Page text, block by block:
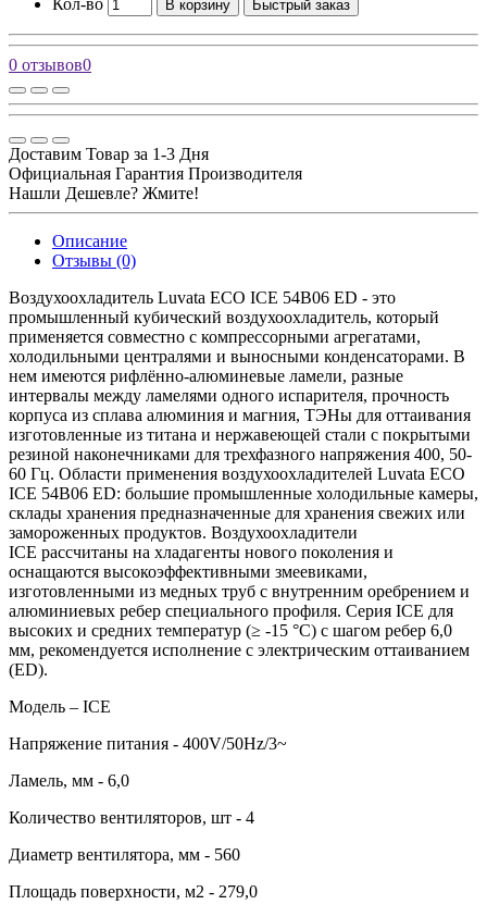
В корзину Быстрый заказ
0 отзывов0
Доставим Товар за 1-3 Дня
Официальная Гарантия Производителя
Нашли Дешевле? Жмите!
Описание
Отзывы (0)
Воздухоохладитель Luvata ECO ICE 54B06 ED - это
промышленный кубический воздухоохладитель, который
применяется совместно с компрессорными агрегатами,
холодильными централями и выносными конденсаторами. В
нем имеются рифлённо-алюминевые ламели, разные
интервалы между ламелями одного испарителя, прочность
корпуса из сплава алюминия и магния, ТЭНы для оттаивания
изготовленные из титана и нержавеющей стали с покрытыми
резиной наконечниками для трехфазного напряжения 400, 50-
60 Гц. Области применения воздухоохладителей Luvata ECO
ICE 54B06 ED: большие промышленные холодильные камеры,
склады хранения предназначенные для хранения свежих или
замороженных продуктов. Воздухоохладители
ICE рассчитаны на хладагенты нового поколения и
оснащаются высокоэффективными змеевиками,
изготовленными из медных труб с внутренним оребрением и
алюминиевых ребер специального профиля. Серия ICE для
высоких и средних температур (≥ -15 °C) с шагом ребер 6,0
мм, рекомендуется исполнение с электрическим оттаиванием
(ED).
Модель – ICE
Напряжение питания - 400V/50Hz/3~
Ламель, мм - 6,0
Количество вентиляторов, шт - 4
Диаметр вентилятора, мм - 560
Площадь поверхности, м2 - 279,0